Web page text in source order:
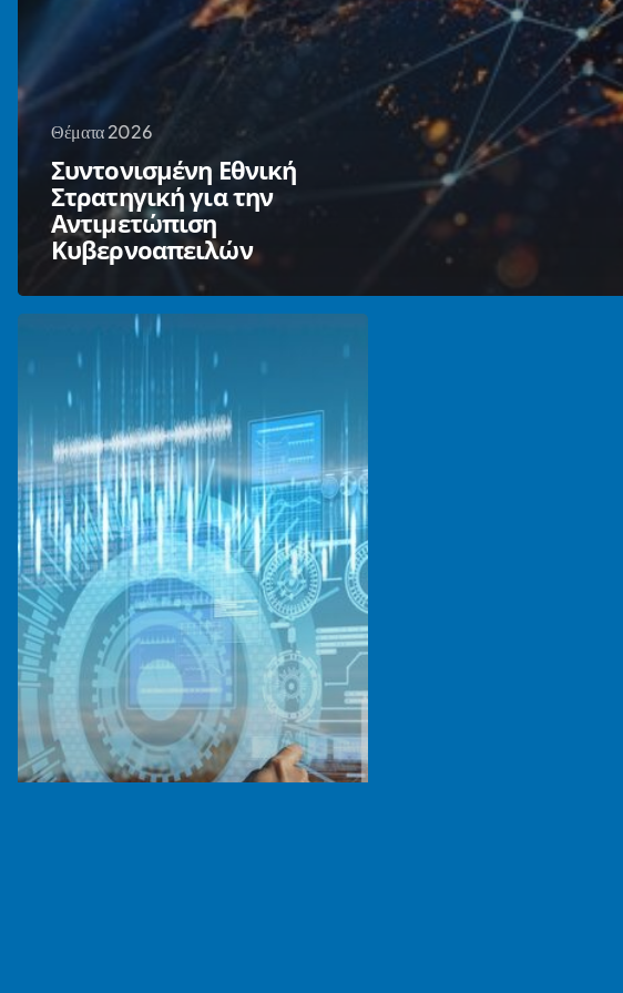
Θέματα 2026
Συντονισμένη Εθνική
Στρατηγική για την
Αντιμετώπιση
Κυβερνοαπειλών
Άμυνα
διεθνείς
συνεργασίες
στην
Κυβερνοασφάλεια